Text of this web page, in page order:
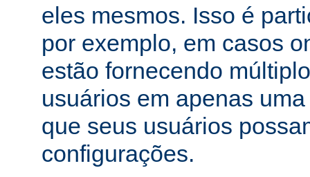
eles mesmos. Isso é
por exemplo, em casos
estão fornecendo
usuários em apenas
que seus usuários
configurações.